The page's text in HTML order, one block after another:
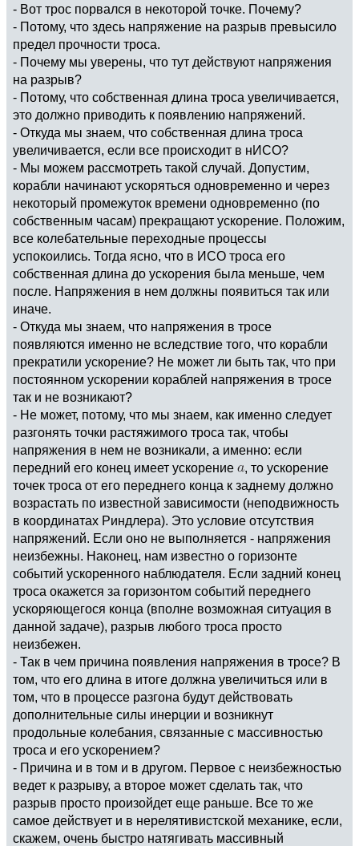
- Вот трос порвался в некоторой точке. Почему?
- Потому, что здесь напряжение на разрыв превысило
предел прочности троса.
- Почему мы уверены, что тут действуют напряжения
на разрыв?
- Потому, что собственная длина троса увеличивается,
это должно приводить к появлению напряжений.
- Откуда мы знаем, что собственная длина троса
увеличивается, если все происходит в нИСО?
- Мы можем рассмотреть такой случай. Допустим,
корабли начинают ускоряться одновременно и через
некоторый промежуток времени одновременно (по
собственным часам) прекращают ускорение. Положим,
все колебательные переходные процессы
успокоились. Тогда ясно, что в ИСО троса его
собственная длина до ускорения была меньше, чем
после. Напряжения в нем должны появиться так или
иначе.
- Откуда мы знаем, что напряжения в тросе
появляются именно не вследствие того, что корабли
прекратили ускорение? Не может ли быть так, что при
постоянном ускорении кораблей напряжения в тросе
так и не возникают?
- Не может, потому, что мы знаем, как именно следует
разгонять точки растяжимого троса так, чтобы
напряжения в нем не возникали, а именно: если
передний его конец имеет ускорение
, то ускорение
точек троса от его переднего конца к заднему должно
возрастать по известной зависимости (неподвижность
в координатах Риндлера). Это условие отсутствия
напряжений. Если оно не выполняется - напряжения
неизбежны. Наконец, нам известно о горизонте
событий ускоренного наблюдателя. Если задний конец
троса окажется за горизонтом событий переднего
ускоряющегося конца (вполне возможная ситуация в
данной задаче), разрыв любого троса просто
неизбежен.
- Так в чем причина появления напряжения в тросе? В
том, что его длина в итоге должна увеличиться или в
том, что в процессе разгона будут действовать
дополнительные силы инерции и возникнут
продольные колебания, связанные с массивностью
троса и его ускорением?
- Причина и в том и в другом. Первое с неизбежностью
ведет к разрыву, а второе может сделать так, что
разрыв просто произойдет еще раньше. Все то же
самое действует и в нерелятивистской механике, если,
скажем, очень быстро натягивать массивный